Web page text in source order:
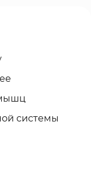
системы